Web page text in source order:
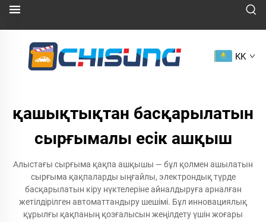
KK
қашықтықтан басқарылатын
сырғымалы есік ашқыш
Алыстағы сырғыма қақпа ашқышы — бұл қолмен ашылатын
сырғыма қақпаларды ыңғайлы, электрондық түрде
басқарылатын кіру нүктелеріне айналдыруға арналған
жетілдірілген автоматтандыру шешімі. Бұл инновациялық
құрылғы қақпаның қозғалысын жеңілдету үшін жоғары